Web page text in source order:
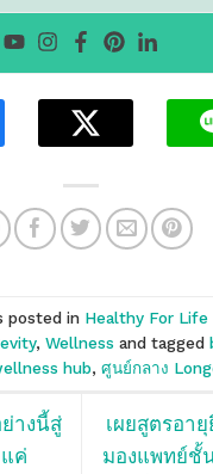
posted in Healthy For Life
, Wellness and tagged
hub, ศูนย์กลาง
างนี้สู่
ค่
เผยสูตรอา
มองแพทย์ชั้